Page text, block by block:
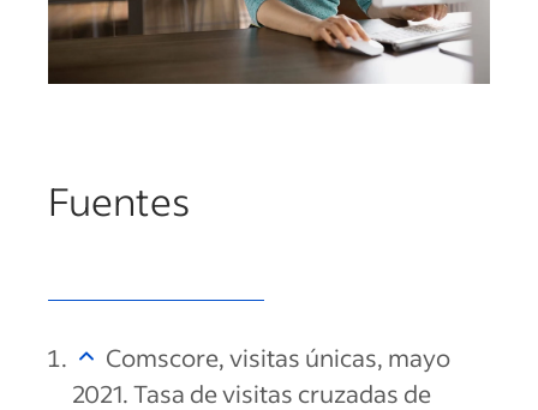
Fuentes
Comscore, visitas únicas, mayo
2021. Tasa de visitas cruzadas de